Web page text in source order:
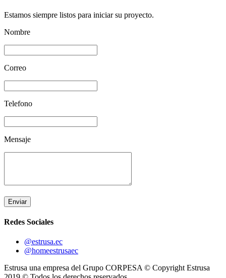
Estamos siempre listos para iniciar su proyecto.
Nombre
Correo
Telefono
Mensaje
Enviar
Redes Sociales
@estrusa.ec
@homeestrusaec
Estrusa una empresa del Grupo CORPESA © Copyright Estrusa